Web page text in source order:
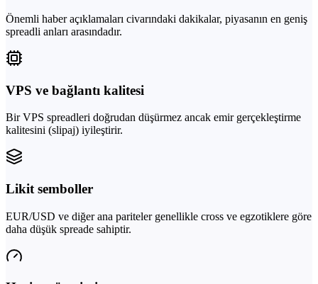
Önemli haber açıklamaları civarındaki dakikalar, piyasanın en geniş
spreadli anları arasındadır.
VPS ve bağlantı kalitesi
Bir VPS spreadleri doğrudan düşürmez ancak emir gerçekleştirme
kalitesini (slipaj) iyileştirir.
Likit semboller
EUR/USD ve diğer ana pariteler genellikle cross ve egzotiklere göre
daha düşük spreade sahiptir.